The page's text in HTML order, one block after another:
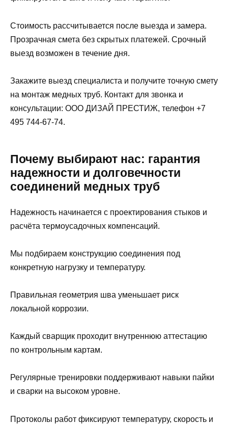
Стоимость рассчитывается после выезда и замера.
Прозрачная смета без скрытых платежей. Срочный
выезд возможен в течение дня.
Закажите выезд специалиста и получите точную смету
на монтаж медных труб. Контакт для звонка и
консультации: ООО ДИЗАЙ ПРЕСТИЖ, телефон +7
495 744-67-74.
Почему выбирают нас: гарантия
надежности и долговечности
соединений медных труб
Надежность начинается с проектирования стыков и
расчёта термоусадочных компенсаций.
Мы подбираем конструкцию соединения под
конкретную нагрузку и температуру.
Правильная геометрия шва уменьшает риск
локальной коррозии.
Каждый сварщик проходит внутреннюю аттестацию
по контрольным картам.
Регулярные тренировки поддерживают навыки пайки
и сварки на высоком уровне.
Протоколы работ фиксируют температуру, скорость и